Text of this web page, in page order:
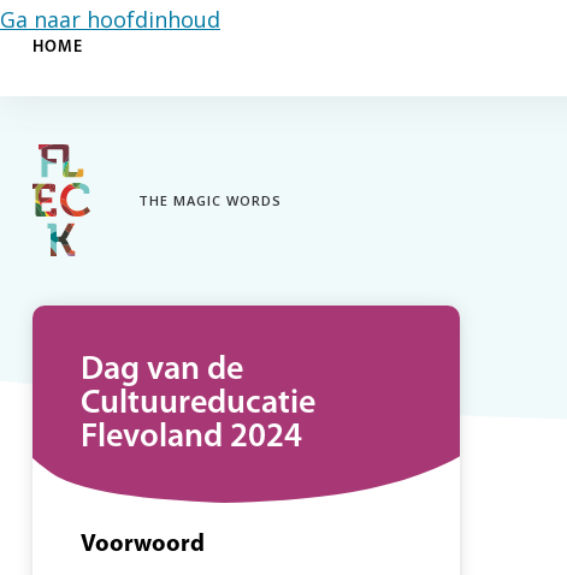
Ga naar hoofdinhoud
HOME
THE MAGIC WORDS
Dag van de
Cultuureducatie
Flevoland 2024
Voorwoord